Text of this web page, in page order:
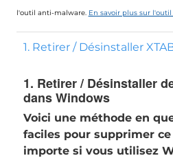
l'outil anti-malware. En savoir plus sur
1. Retirer / Désinstaller
1. Retirer / Désinstaller
dans Windows
Voici une méthode en
faciles pour supprimer
importe si vous utilisez